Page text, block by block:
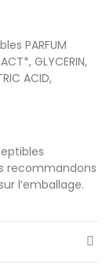
PARFUM
GLYCERIN,
ACID,
recommandons
l’emballage.